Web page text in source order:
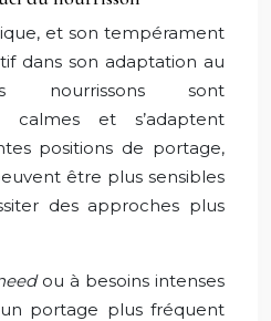
et son tempérament
dans son adaptation au
nourrissons sont
calmes et s’adaptent
positions de portage,
être plus sensibles
des approches plus
ou à besoins intenses
portage plus fréquent